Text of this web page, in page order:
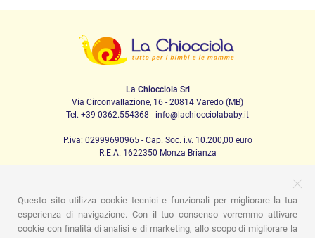
La Chiocciola Srl
Via Circonvallazione, 16 - 20814 Varedo (MB)
Tel. +39 0362.554368 - info@lachiocciolababy.it
P.iva: 02999690965 - Cap. Soc. i.v. 10.200,00 euro
R.E.A. 1622350 Monza Brianza
PRODOTTI
Passeggio
Seggiolini Auto A casa Pappa
Nanna
Questo sito utilizza cookie tecnici e funzionali per migliorare la tua
esperienza di navigazione. Con il tuo consenso vorremmo attivare
cookie con finalità di analisi e di marketing, allo scopo di migliorare la